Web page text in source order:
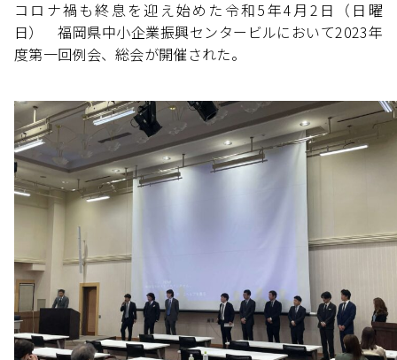
コロナ禍も終息を迎え始めた令和5年4月2日（日曜
日） 福岡県中小企業振興センタービルにおいて2023年
度第一回例会、総会が開催された。